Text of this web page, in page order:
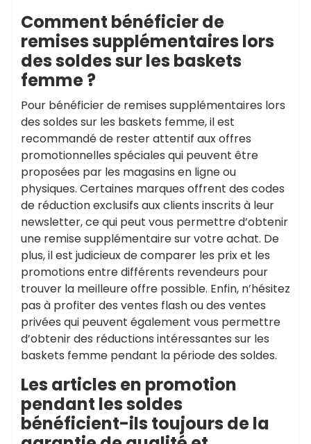
Comment bénéficier de
remises supplémentaires lors
des soldes sur les baskets
femme ?
Pour bénéficier de remises supplémentaires lors
des soldes sur les baskets femme, il est
recommandé de rester attentif aux offres
promotionnelles spéciales qui peuvent être
proposées par les magasins en ligne ou
physiques. Certaines marques offrent des codes
de réduction exclusifs aux clients inscrits à leur
newsletter, ce qui peut vous permettre d’obtenir
une remise supplémentaire sur votre achat. De
plus, il est judicieux de comparer les prix et les
promotions entre différents revendeurs pour
trouver la meilleure offre possible. Enfin, n’hésitez
pas à profiter des ventes flash ou des ventes
privées qui peuvent également vous permettre
d’obtenir des réductions intéressantes sur les
baskets femme pendant la période des soldes.
Les articles en promotion
pendant les soldes
bénéficient-ils toujours de la